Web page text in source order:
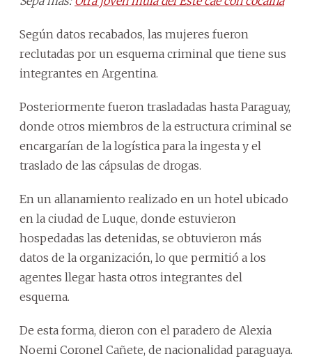
Según datos recabados, las mujeres fueron
reclutadas por un esquema criminal que tiene sus
integrantes en Argentina.
Posteriormente fueron trasladadas hasta Paraguay,
donde otros miembros de la estructura criminal se
encargarían de la logística para la ingesta y el
traslado de las cápsulas de drogas.
En un allanamiento realizado en un hotel ubicado
en la ciudad de Luque, donde estuvieron
hospedadas las detenidas, se obtuvieron más
datos de la organización, lo que permitió a los
agentes llegar hasta otros integrantes del
esquema.
De esta forma, dieron con el paradero de Alexia
Noemi Coronel Cañete, de nacionalidad paraguaya.